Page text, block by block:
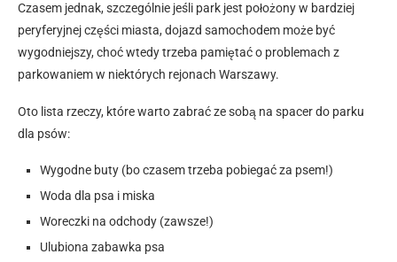
Czasem jednak, szczególnie jeśli park jest położony w bardziej
peryferyjnej części miasta, dojazd samochodem może być
wygodniejszy, choć wtedy trzeba pamiętać o problemach z
parkowaniem w niektórych rejonach Warszawy.
Oto lista rzeczy, które warto zabrać ze sobą na spacer do parku
dla psów:
Wygodne buty (bo czasem trzeba pobiegać za psem!)
Woda dla psa i miska
Woreczki na odchody (zawsze!)
Ulubiona zabawka psa